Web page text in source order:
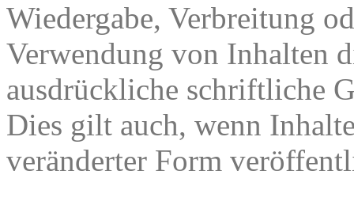
Wiedergabe, Verbreitung
Verwendung von Inhalten
ausdrückliche schriftliche
Dies gilt auch, wenn
veränderter Form